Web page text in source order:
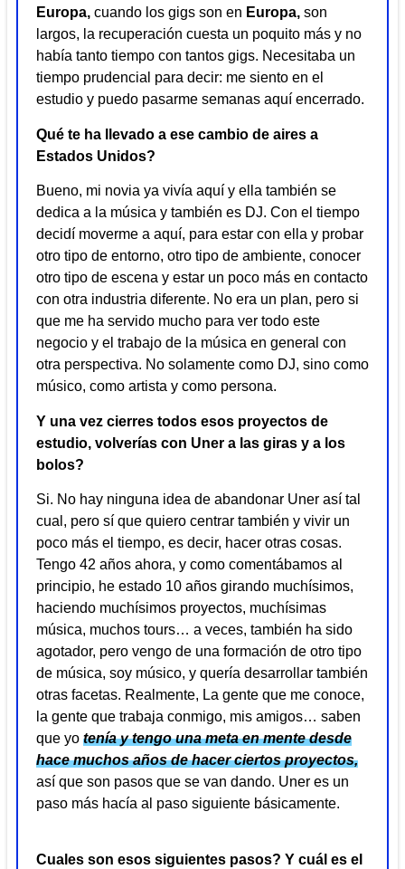
Europa, cuando los gigs son en Europa, son
largos, la recuperación cuesta un poquito más y no
había tanto tiempo con tantos gigs. Necesitaba un
tiempo prudencial para decir: me siento en el
estudio y puedo pasarme semanas aquí encerrado.
Qué te ha llevado a ese cambio de aires a
Estados Unidos?
Bueno, mi novia ya vivía aquí y ella también se
dedica a la música y también es DJ. Con el tiempo
decidí moverme a aquí, para estar con ella y probar
otro tipo de entorno, otro tipo de ambiente, conocer
otro tipo de escena y estar un poco más en contacto
con otra industria diferente. No era un plan, pero si
que me ha servido mucho para ver todo este
negocio y el trabajo de la música en general con
otra perspectiva. No solamente como DJ, sino como
músico, como artista y como persona.
Y una vez cierres todos esos proyectos de
estudio, volverías con Uner a las giras y a los
bolos?
Si. No hay ninguna idea de abandonar Uner así tal
cual, pero sí que quiero centrar también y vivir un
poco más el tiempo, es decir, hacer otras cosas.
Tengo 42 años ahora, y como comentábamos al
principio, he estado 10 años girando muchísimos,
haciendo muchísimos proyectos, muchísimas
música, muchos tours… a veces, también ha sido
agotador, pero vengo de una formación de otro tipo
de música, soy músico, y quería desarrollar también
otras facetas. Realmente, La gente que me conoce,
la gente que trabaja conmigo, mis amigos… saben
que yo tenía y tengo una meta en mente desde
hace muchos años de hacer ciertos proyectos,
así que son pasos que se van dando. Uner es un
paso más hacía al paso siguiente básicamente.
Cuales son esos siguientes pasos? Y cuál es el